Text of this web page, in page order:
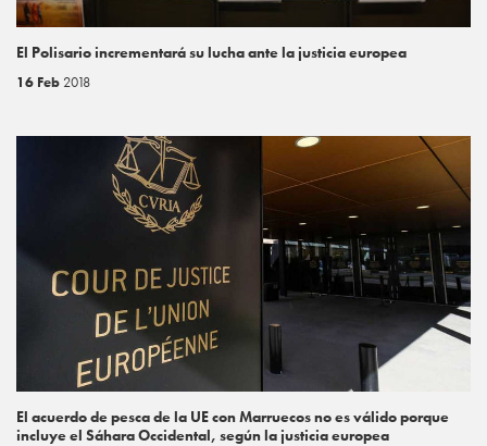
El Polisario incrementará su lucha ante la justicia europea
16 Feb 2018
El acuerdo de pesca de la UE con Marruecos no es válido porque
incluye el Sáhara Occidental, según la justicia europea